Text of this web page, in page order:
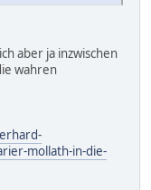
aber ja inzwischen
wahren
mollath-in-die-